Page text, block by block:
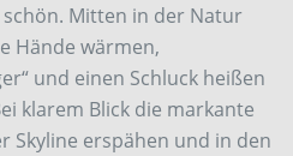
Mitten in der Natur
Hände wärmen,
und einen Schluck heißen
klarem Blick die markante
Skyline erspähen und in den